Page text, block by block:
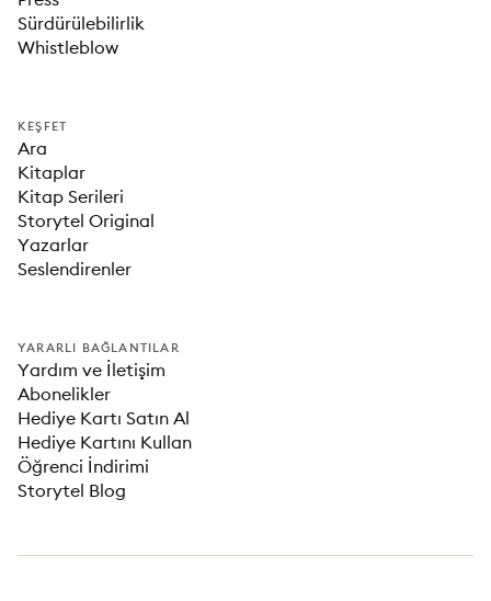
Sürdürülebilirlik
Whistleblow
KEŞFET
Ara
Kitaplar
Kitap Serileri
Storytel Original
Yazarlar
Seslendirenler
YARARLI BAĞLANTILAR
Yardım ve İletişim
Abonelikler
Hediye Kartı Satın Al
Hediye Kartını Kullan
Öğrenci İndirimi
Storytel Blog